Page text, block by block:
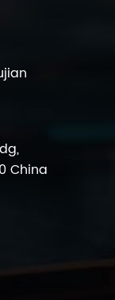
China